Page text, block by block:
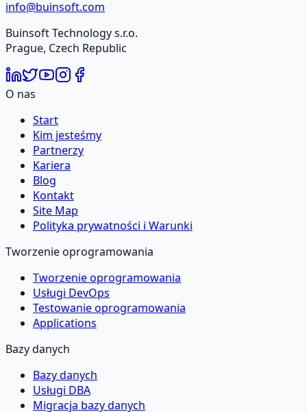
info@buinsoft.com
Buinsoft Technology s.r.o.
Prague, Czech Republic
O nas
Start
Kim jesteśmy
Partnerzy
Kariera
Blog
Kontakt
Site Map
Polityka prywatności i Warunki
Tworzenie oprogramowania
Tworzenie oprogramowania
Usługi DevOps
Testowanie oprogramowania
Applications
Bazy danych
Bazy danych
Usługi DBA
Migracja bazy danych